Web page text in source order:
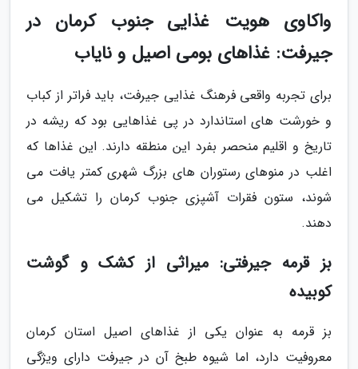
واکاوی هویت غذایی جنوب کرمان در
جیرفت: غذاهای بومی اصیل و نایاب
برای تجربه واقعی فرهنگ غذایی جیرفت، باید فراتر از کباب
و خورشت های استاندارد در پی غذاهایی بود که ریشه در
تاریخ و اقلیم منحصر بفرد این منطقه دارند. این غذاها که
اغلب در منوهای رستوران های بزرگ شهری کمتر یافت می
شوند، ستون فقرات آشپزی جنوب کرمان را تشکیل می
دهند.
بز قرمه جیرفتی: میراثی از کشک و گوشت
کوبیده
بز قرمه به عنوان یکی از غذاهای اصیل استان کرمان
معروفیت دارد، اما شیوه طبخ آن در جیرفت دارای ویژگی